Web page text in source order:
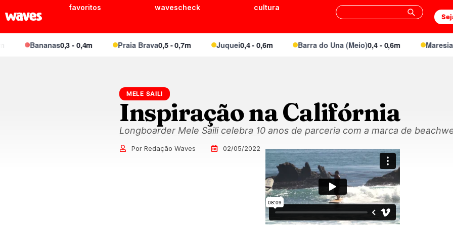
favoritos wavescheck cultura
Bananas0,3 - 0,4m Praia Brava0,5 - 0,7m Juquei0,4 - 0,6m Barra do Una (Meio)0,4 - 0,6m Maresias
MELE SAILI
Inspiração na Califórnia
Longboarder Mele Saili celebra 10 anos de parceria com a marca de
Por Redação Waves 02/05/2022